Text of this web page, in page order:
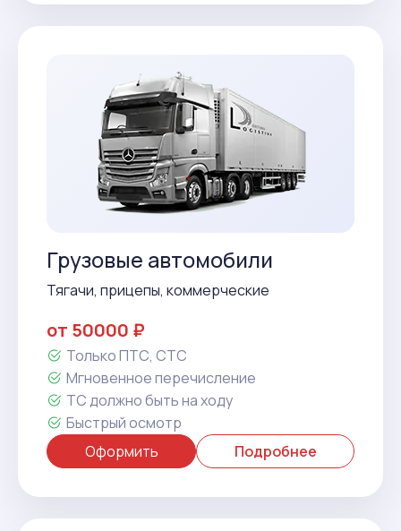
Грузовые автомобили
Тягачи, прицепы, коммерческие
от 50000 ₽
Только ПТС, СТС
Мгновенное перечисление
ТС должно быть на ходу
Быстрый осмотр
Оформить
Подробнее